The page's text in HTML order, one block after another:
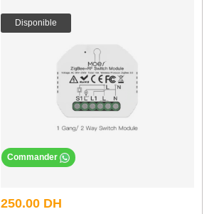
Disponible
250.00 DH
Commander